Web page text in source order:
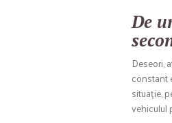
De
Deseori,
constant
situație,
vehiculul